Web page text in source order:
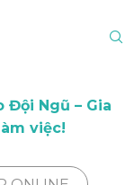
Đội Ngũ – Gia
việc!